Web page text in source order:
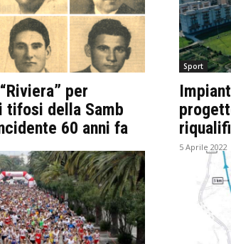
per
tifosi della Samb
60 anni fa
Sport
5 Aprile 2022